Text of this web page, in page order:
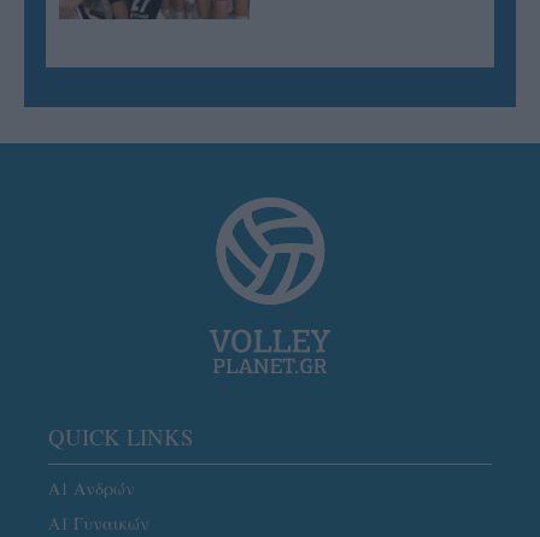
QUICK LINKS
Α1 Ανδρών
Α1 Γυναικών